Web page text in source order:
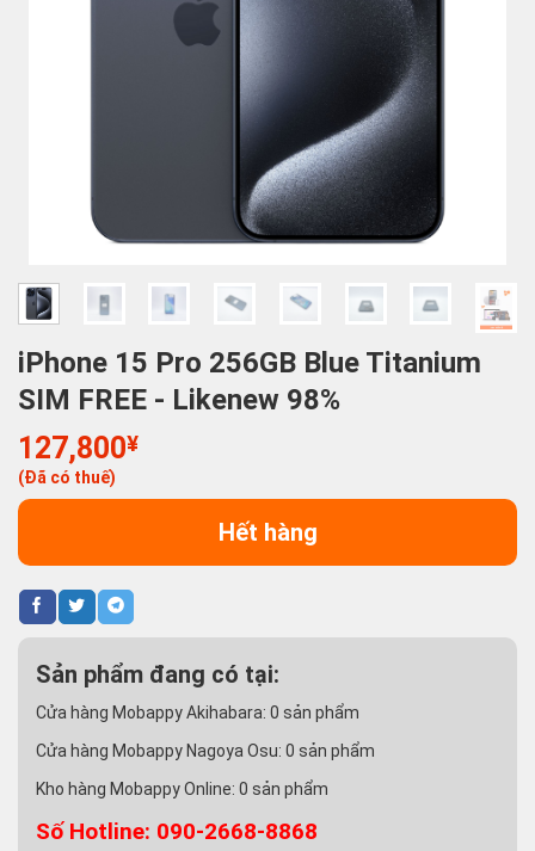
iPhone 15 Pro 256GB Blue Titanium
SIM FREE - Likenew 98%
127,800¥
(Đã có thuế)
Hết hàng
Sản phẩm đang có tại:
Cửa hàng Mobappy Akihabara: 0 sản phẩm
Cửa hàng Mobappy Nagoya Osu: 0 sản phẩm
Kho hàng Mobappy Online: 0 sản phẩm
Số Hotline: 090-2668-8868